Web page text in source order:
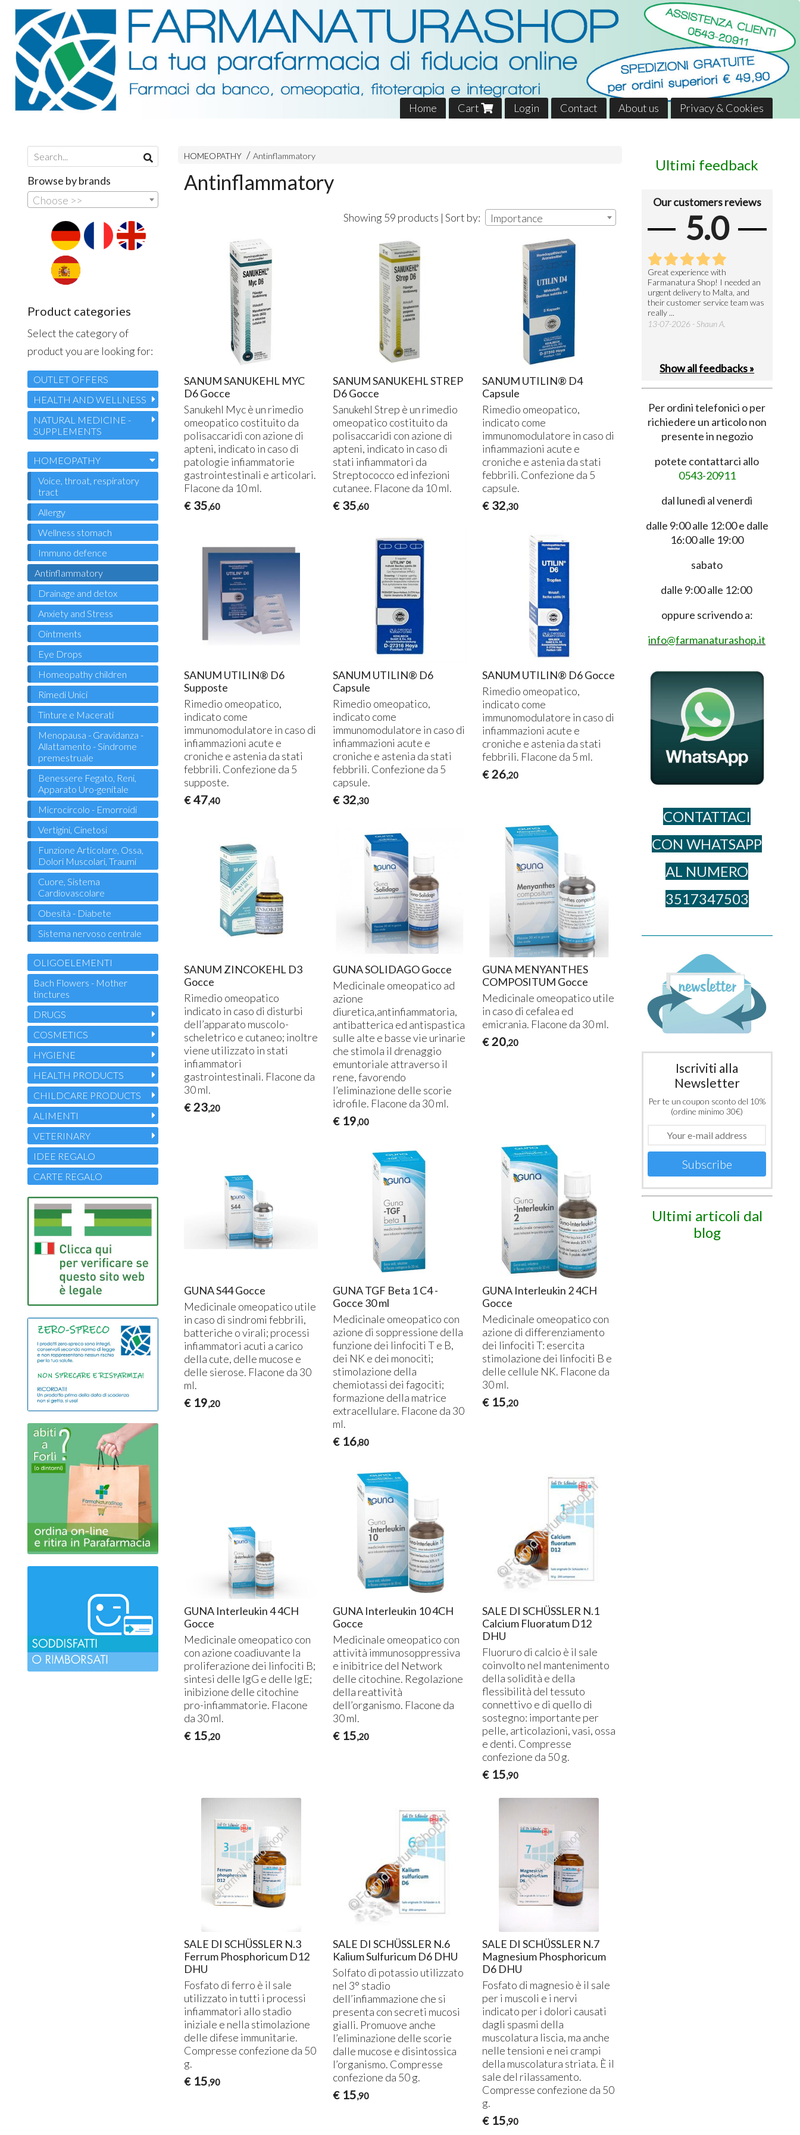
Home Cart Login Contact About us Privacy & Cookies
HOMEOPATHY Antinflammatory
Antinflammatory
Showing 59 products | Sort by: Importance
SANUM SANUKEHL MYC
D6 Gocce
Sanukehl Myc è un rimedio
omeopatico costituito da
polisaccaridi con azione di
apteni, indicato in caso di
patologie infiammatorie
gastrointestinali e articolari.
Flacone da 10 ml.
€ 35,60
SANUM SANUKEHL STREP
D6 Gocce
Sanukehl Strep è un rimedio
omeopatico costituito da
polisaccaridi con azione di
apteni, indicato in caso di
stati infiammatori da
Streptococco ed infezioni
cutanee. Flacone da 10 ml.
€ 35,60
SANUM UTILIN® D4
Capsule
Rimedio omeopatico,
indicato come
immunomodulatore in caso di
infiammazioni acute e
croniche e astenia da stati
febbrili. Confezione da 5
capsule.
€ 32,30
SANUM UTILIN® D6
Supposte
Rimedio omeopatico,
indicato come
immunomodulatore in caso di
infiammazioni acute e
croniche e astenia da stati
febbrili. Confezione da 5
supposte.
€ 47,40
SANUM UTILIN® D6
Capsule
Rimedio omeopatico,
indicato come
immunomodulatore in caso di
infiammazioni acute e
croniche e astenia da stati
febbrili. Confezione da 5
capsule.
€ 32,30
SANUM UTILIN® D6 Gocce
Rimedio omeopatico,
indicato come
immunomodulatore in caso di
infiammazioni acute e
croniche e astenia da stati
febbrili. Flacone da 5 ml.
€ 26,20
SANUM ZINCOKEHL D3
Gocce
Rimedio omeopatico
indicato in caso di disturbi
dell’apparato muscolo-
scheletrico e cutaneo; inoltre
viene utilizzato in stati
infiammatori
gastrointestinali. Flacone da
30 ml.
€ 23,20
GUNA SOLIDAGO Gocce
Medicinale omeopatico ad
azione
diuretica,antinfiammatoria,
antibatterica ed antispastica
sulle alte e basse vie urinarie
che stimola il drenaggio
emuntoriale attraverso il
rene, favorendo
l’eliminazione delle scorie
idrofile. Flacone da 30 ml.
€ 19,00
GUNA MENYANTHES
COMPOSITUM Gocce
Medicinale omeopatico utile
in caso di cefalea ed
emicrania. Flacone da 30 ml.
€ 20,20
GUNA S44 Gocce
Medicinale omeopatico utile
in caso di sindromi febbrili,
batteriche o virali; processi
infiammatori acuti a carico
della cute, delle mucose e
delle sierose. Flacone da 30
ml.
€ 19,20
GUNA TGF Beta 1 C4 -
Gocce 30 ml
Medicinale omeopatico con
azione di soppressione della
funzione dei linfociti T e B,
dei NK e dei monociti;
stimolazione della
chemiotassi dei fagociti;
formazione della matrice
extracellulare. Flacone da 30
ml.
€ 16,80
GUNA Interleukin 2 4CH
Gocce
Medicinale omeopatico con
azione di differenziamento
dei linfociti T: esercita
stimolazione dei linfociti B e
delle cellule NK. Flacone da
30 ml.
€ 15,20
GUNA Interleukin 4 4CH
Gocce
Medicinale omeopatico con
con azione coadiuvante la
proliferazione dei linfociti B;
sintesi delle IgG e delle IgE;
inibizione delle citochine
pro-infiammatorie. Flacone
da 30 ml.
€ 15,20
GUNA Interleukin 10 4CH
Gocce
Medicinale omeopatico con
attività immunosoppressiva
e inibitrice del Network
delle citochine. Regolazione
della reattività
dell’organismo. Flacone da
30 ml.
€ 15,20
SALE DI SCHÜSSLER N.1
Calcium Fluoratum D12
DHU
Fluoruro di calcio è il sale
coinvolto nel mantenimento
della solidità e della
flessibilità del tessuto
connettivo e di quello di
sostegno: importante per
pelle, articolazioni, vasi, ossa
e denti. Compresse
confezione da 50 g.
€ 15,90
SALE DI SCHÜSSLER N.3
Ferrum Phosphoricum D12
DHU
Fosfato di ferro è il sale
utilizzato in tutti i processi
infiammatori allo stadio
iniziale e nella stimolazione
delle difese immunitarie.
Compresse confezione da 50
g.
€ 15,90
SALE DI SCHÜSSLER N.6
Kalium Sulfuricum D6 DHU
Solfato di potassio utilizzato
nel 3° stadio
dell’infiammazione che si
presenta con secreti mucosi
gialli. Promuove anche
l’eliminazione delle scorie
dalle mucose e disintossica
l’organismo. Compresse
confezione da 50 g.
€ 15,90
SALE DI SCHÜSSLER N.7
Magnesium Phosphoricum
D6 DHU
Fosfato di magnesio è il sale
per i muscoli e i nervi
indicato per i dolori causati
dagli spasmi della
muscolatura liscia, ma anche
nelle tensioni e nei crampi
della muscolatura striata. È il
sale del rilassamento.
Compresse confezione da 50
g.
€ 15,90
Browse by brands
Choose >>
Product categories
Select the category of
product you are looking for:
OUTLET OFFERS
HEALTH AND WELLNESS
NATURAL MEDICINE -
SUPPLEMENTS
HOMEOPATHY
Voice, throat, respiratory
tract
Allergy
Wellness stomach
Immuno defence
Antinflammatory
Drainage and detox
Anxiety and Stress
Ointments
Eye Drops
Homeopathy children
Rimedi Unici
Tinture e Macerati
Menopausa - Gravidanza -
Allattamento - Sindrome
premestruale
Benessere Fegato, Reni,
Apparato Uro-genitale
Microcircolo - Emorroidi
Vertigini, Cinetosi
Funzione Articolare, Ossa,
Dolori Muscolari, Traumi
Cuore, Sistema
Cardiovascolare
Obesità - Diabete
Sistema nervoso centrale
OLIGOELEMENTI
Bach Flowers - Mother
tinctures
DRUGS
COSMETICS
HYGIENE
HEALTH PRODUCTS
CHILDCARE PRODUCTS
ALIMENTI
VETERINARY
IDEE REGALO
CARTE REGALO
Ultimi feedback
Our customers reviews
5.0
Tutto perfetto
27-07-2026 - Ruggero V.
Great experience with
Farmanatura Shop! I needed an
urgent delivery to Malta, and
their customer service team was
really ...
13-07-2026 - Shaun A.
Show all feedbacks »
Per ordini telefonici o per
richiedere un articolo non
presente in negozio
potete contattarci allo
0543-20911
dal lunedì al venerdì
dalle 9:00 alle 12:00 e dalle
16:00 alle 19:00
sabato
dalle 9:00 alle 12:00
oppure scrivendo a:
info@farmanaturashop.it
CONTATTACI
CON WHATSAPP
AL NUME​RO
3517347503
Iscriviti alla
Newsletter
Per te un coupon sconto del 10%
(ordine minimo 30€)
Subscribe
Ultimi articoli dal
blog